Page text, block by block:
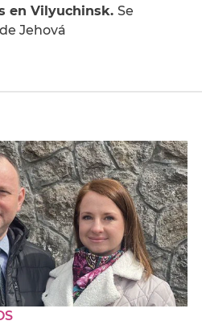
en Vilyuchinsk. Se
Jehová